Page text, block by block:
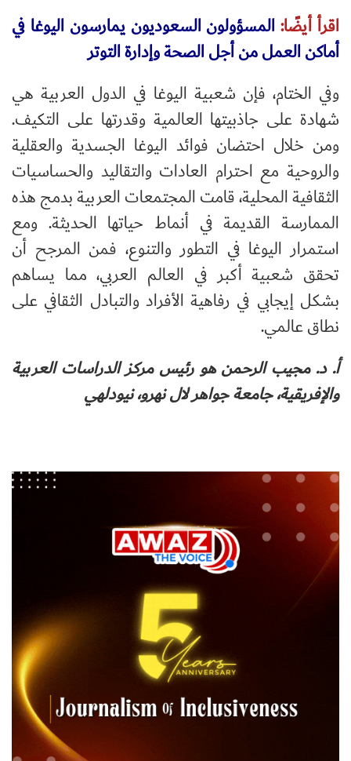
اقرأ أيضًا: المسؤولون السعوديون يمارسون اليوغا في
أماكن العمل من أجل الصحة وإدارة التوتر
وفي الختام، فإن شعبية اليوغا في الدول العربية هي
شهادة على جاذبيتها العالمية وقدرتها على التكيف.
ومن خلال احتضان فوائد اليوغا الجسدية والعقلية
والروحية مع احترام العادات والتقاليد والحساسيات
الثقافية المحلية، قامت المجتمعات العربية بدمج هذه
الممارسة القديمة في أنماط حياتها الحديثة. ومع
استمرار اليوغا في التطور والتنوع، فمن المرجح أن
تحقق شعبية أكبر في العالم العربي، مما يساهم
بشكل إيجابي في رفاهية الأفراد والتبادل الثقافي على
نطاق عالمي.
أ. د. مجيب الرحمن هو رئيس مركز الدراسات العربية
والإفريقية، جامعة جواهر لال نهرو، نيودلهي